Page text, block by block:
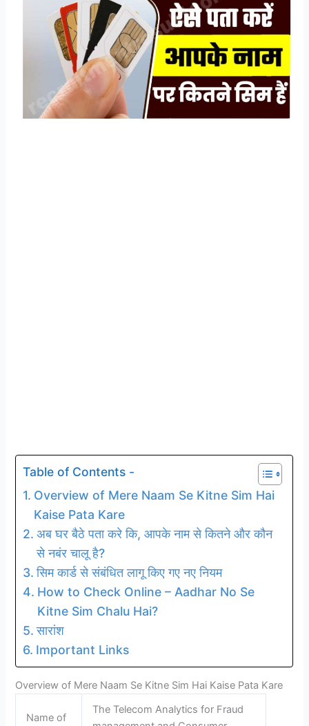
Table of Contents -
Overview of Mere Naam Se Kitne Sim Hai
Kaise Pata Kare
अब घर बैठे पता करे कि, आपके नाम से कितने और कौन
से नबंर चालू है?
सिम कार्ड से संबंधित लागू किए गए नए नियम
How to Check Online – Aadhar No Se
Kitne Sim Chalu Hai?
सारांश
Important Links
Overview of Mere Naam Se Kitne Sim Hai Kaise Pata Kare
Name of
The Telecom Analytics for Fraud